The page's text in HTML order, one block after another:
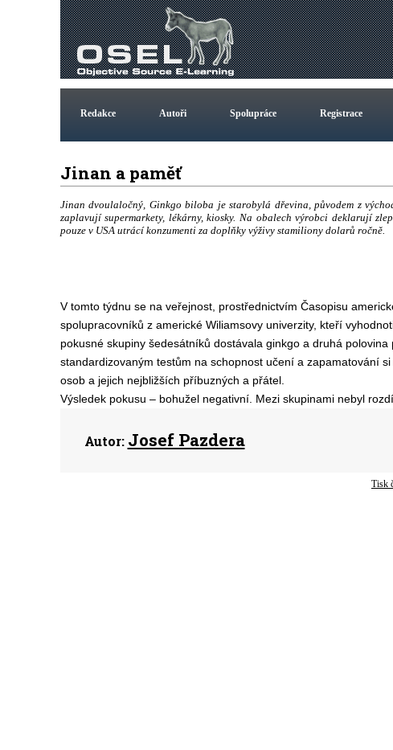
Redakce Autoři Spolupráce Registrace
Jinan a paměť
Jinan dvoulaločný, Ginkgo biloba je starobylá dřevina, původem z
zaplavují supermarkety, lékárny, kiosky. Na obalech výrobci deklarují
pouze v USA utrácí konzumenti za doplňky výživy stamiliony dolarů ročně.
V tomto týdnu se na veřejnost, prostřednictvím Časopisu
spolupracovníků z americké Wiliamsovy univerzity, kteří
pokusné skupiny šedesátníků dostávala ginkgo a druhá
standardizovaným testům na schopnost učení a zapamatování
osob a jejich nejbližších příbuzných a přátel.
Výsledek pokusu – bohužel negativní. Mezi skupinami nebyl
Autor: Josef Pazdera
Tisk